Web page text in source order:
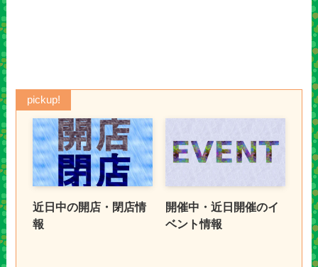
pickup!
近日中の開店・閉店情
報
開催中・近日開催のイ
ベント情報